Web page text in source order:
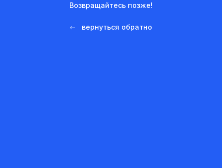
Возвращайтесь позже!
вернуться обратно